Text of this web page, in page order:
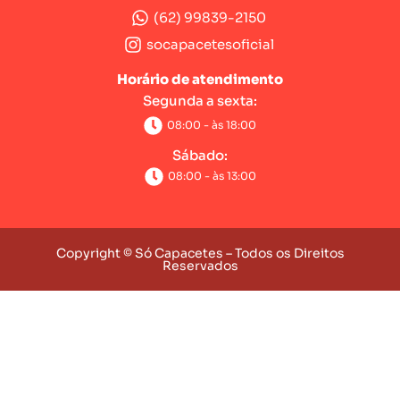
(62) 99839-2150
socapacetesoficial
Horário de atendimento
Segunda a sexta:
08:00 - às 18:00
Sábado:
08:00 - às 13:00
Copyright © Só Capacetes – Todos os Direitos
Reservados